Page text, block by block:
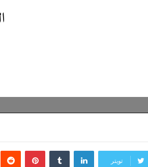
تويتر
لينكدإن بينتيريست